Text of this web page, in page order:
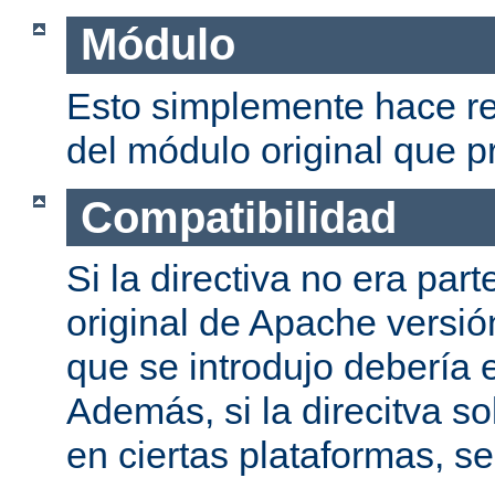
Módulo
Esto simplemente hace
del módulo original que
Compatibilidad
Si la directiva no era
original de Apache
que se introdujo debería
Además, si la direcitva
en ciertas plataformas,